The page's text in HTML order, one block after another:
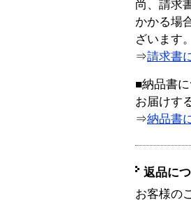
尚、請求
かかる場
ざいます。
⇒請求書
■納品書
お届けす
⇒納品書
返品に
お客様の